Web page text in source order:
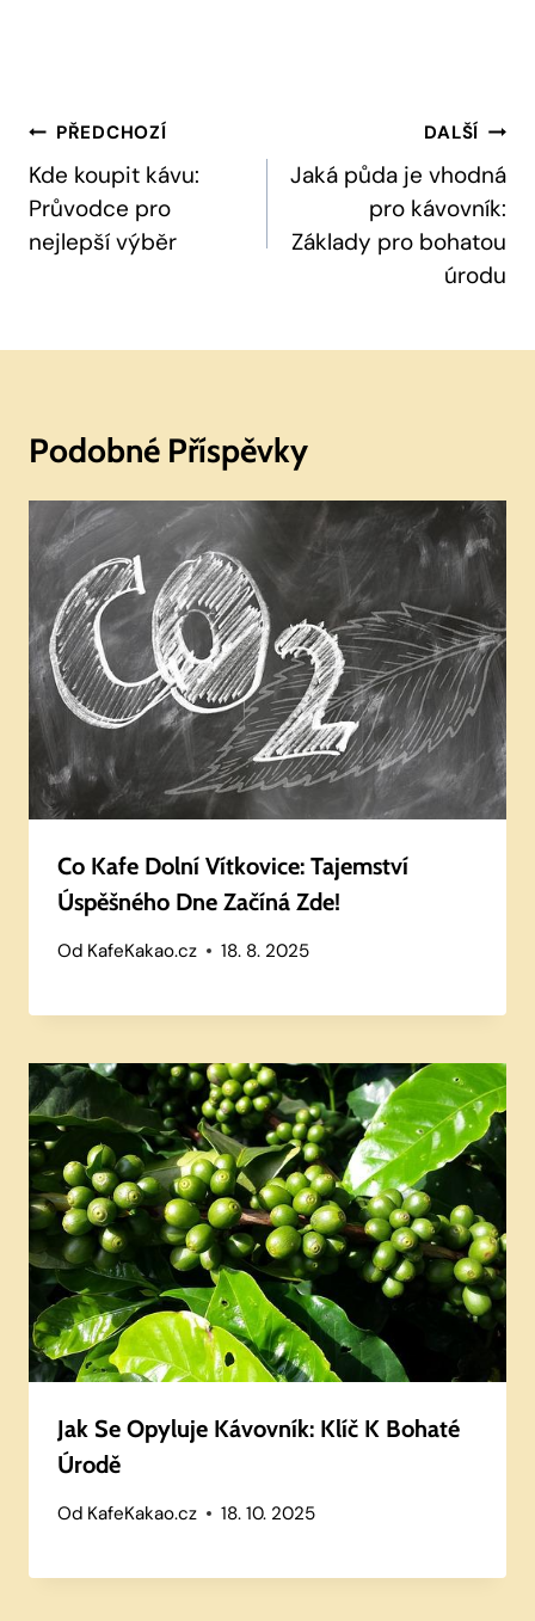
Navigace
Pro
Příspěvek
PŘEDCHOZÍ
Kde koupit kávu:
Průvodce pro
nejlepší výběr
DALŠÍ
Jaká půda je vhodná
pro kávovník:
Základy pro bohatou
úrodu
Podobné Příspěvky
Co Kafe Dolní Vítkovice: Tajemství
Úspěšného Dne Začíná Zde!
Od KafeKakao.cz 18. 8. 2025
Jak Se Opyluje Kávovník: Klíč K Bohaté
Úrodě
Od KafeKakao.cz 18. 10. 2025